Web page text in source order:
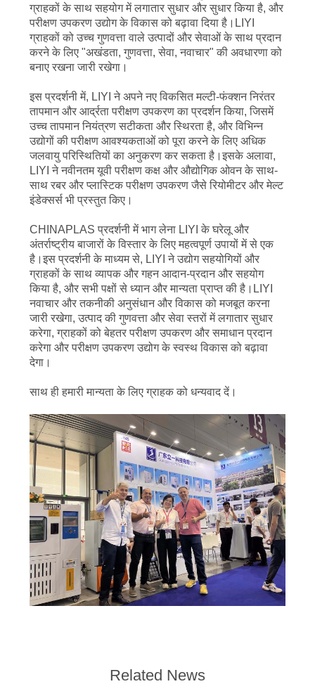
ग्राहकों के साथ सहयोग में लगातार सुधार और सुधार किया है, और
परीक्षण उपकरण उद्योग के विकास को बढ़ावा दिया है।LIYI
ग्राहकों को उच्च गुणवत्ता वाले उत्पादों और सेवाओं के साथ प्रदान
करने के लिए "अखंडता, गुणवत्ता, सेवा, नवाचार" की अवधारणा को
बनाए रखना जारी रखेगा।
इस प्रदर्शनी में, LIYI ने अपने नए विकसित मल्टी-फंक्शन निरंतर
तापमान और आर्द्रता परीक्षण उपकरण का प्रदर्शन किया, जिसमें
उच्च तापमान नियंत्रण सटीकता और स्थिरता है, और विभिन्न
उद्योगों की परीक्षण आवश्यकताओं को पूरा करने के लिए अधिक
जलवायु परिस्थितियों का अनुकरण कर सकता है।इसके अलावा,
LIYI ने नवीनतम यूवी परीक्षण कक्ष और औद्योगिक ओवन के साथ-
साथ रबर और प्लास्टिक परीक्षण उपकरण जैसे रियोमीटर और मेल्ट
इंडेक्सर्स भी प्रस्तुत किए।
CHINAPLAS प्रदर्शनी में भाग लेना LIYI के घरेलू और
अंतर्राष्ट्रीय बाजारों के विस्तार के लिए महत्वपूर्ण उपायों में से एक
है।इस प्रदर्शनी के माध्यम से, LIYI ने उद्योग सहयोगियों और
ग्राहकों के साथ व्यापक और गहन आदान-प्रदान और सहयोग
किया है, और सभी पक्षों से ध्यान और मान्यता प्राप्त की है।LIYI
नवाचार और तकनीकी अनुसंधान और विकास को मजबूत करना
जारी रखेगा, उत्पाद की गुणवत्ता और सेवा स्तरों में लगातार सुधार
करेगा, ग्राहकों को बेहतर परीक्षण उपकरण और समाधान प्रदान
करेगा और परीक्षण उपकरण उद्योग के स्वस्थ विकास को बढ़ावा
देगा।
साथ ही हमारी मान्यता के लिए ग्राहक को धन्यवाद दें।
Related News